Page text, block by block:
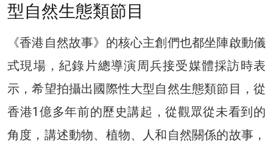
型自然生態類節目
《香港自然故事》的核心主創們也都坐陣啟動儀
式現場，紀錄片總導演周兵接受媒體採訪時表
示，希望拍攝出國際性大型自然生態類節目，從
香港1億多年前的歷史講起，從觀眾從未看到的
角度，講述動物、植物、人和自然關係的故事，